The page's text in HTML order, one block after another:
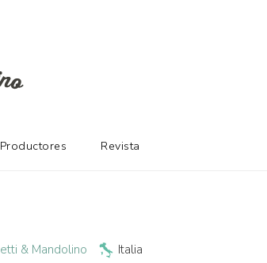
& Mandolino Italia
Productores Revista